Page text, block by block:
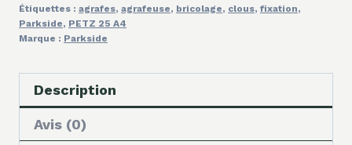
Étiquettes : agrafes, agrafeuse, bricolage, clous, fixation,
Parkside, PETZ 25 A4
Marque : Parkside
Description
Avis (0)